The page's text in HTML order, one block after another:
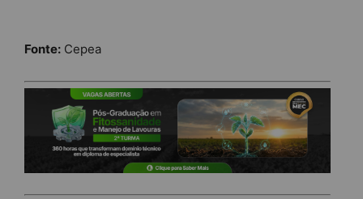
Fonte: Cepea